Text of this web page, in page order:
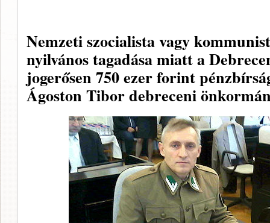
Nemzeti szocialista vagy
nyilvános tagadása miatt a
jogerősen 750 ezer forint
Ágoston Tibor debreceni